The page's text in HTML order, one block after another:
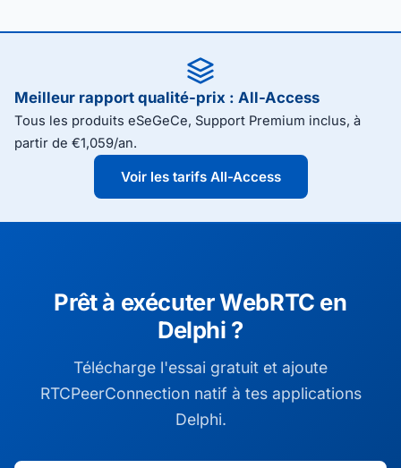
Meilleur rapport qualité-prix : All-Access
Tous les produits eSeGeCe, Support Premium inclus, à
partir de €1,059/an.
Voir les tarifs All-Access
Prêt à exécuter WebRTC en
Delphi ?
Télécharge l'essai gratuit et ajoute
RTCPeerConnection natif à tes applications
Delphi.